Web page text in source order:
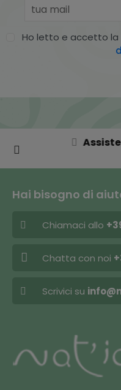
Ho letto e accetto la
Hai bisogno di
Chiamaci allo
Chatta con noi
Scrivici su